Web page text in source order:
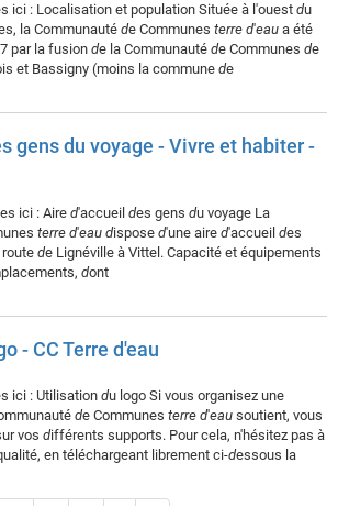
ici : Localisation et population Située à l'ouest du
la Communauté de Communes terre d'eau a été
par la fusion de la Communauté de Communes de
et Bassigny (moins la commune de
gens du voyage - Vivre et habiter -
ici : Aire d'accueil des gens du voyage La
terre d'eau dispose d'une aire d'accueil des
de Lignéville à Vittel. Capacité et équipements
dont
- CC Terre d'eau
ici : Utilisation du logo Si vous organisez une
de Communes terre d'eau soutient, vous
vos différents supports. Pour cela, n'hésitez pas à
en téléchargeant librement ci-dessous la